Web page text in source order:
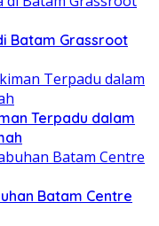
Batam Grassroot
Terpadu dalam
Batam Centre